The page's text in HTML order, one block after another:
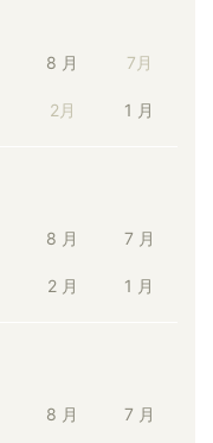
8 月 7月
2月 1 月
8 月 7 月
2 月 1 月
8 月 7 月